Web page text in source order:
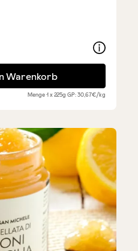
von 5 von 5 Sternen
Sizilien, Bio
Warenkorb
Menge1 x 225gGP: 30,67€/kg